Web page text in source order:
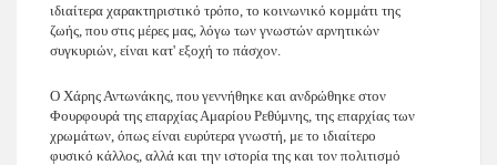
ιδιαίτερα χαρακτηριστικό τρόπο, το κοινωνικό κομμάτι της
ζωής, που στις μέρες μας, λόγω των γνωστών αρνητικών
συγκυριών, είναι κατ' εξοχή το πάσχον.
Ο Χάρης Αντωνάκης, που γεννήθηκε και ανδρώθηκε στον
Φουρφουρά της επαρχίας Αμαρίου Ρεθύμνης, της επαρχίας των
χρωμάτων, όπως είναι ευρύτερα γνωστή, με το ιδιαίτερο
φυσικό κάλλος, αλλά και την ιστορία της και τον πολιτισμό